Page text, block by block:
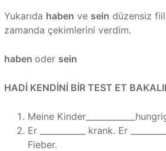
Yukarıda haben ve sein düzensiz
zamanda çekimlerini verdim.
haben oder sein
HADİ KENDİNİ BİR TEST ET
Meine
Er ___________ krank. Er
Fieber.